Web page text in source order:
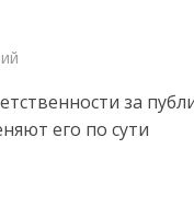
за
его по сути